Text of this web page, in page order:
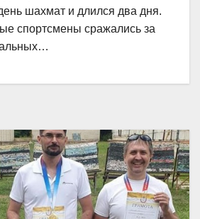
шахмат и длился два дня.
спортсмены сражались за